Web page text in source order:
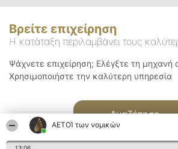
ΑΕΤΟΊ των νομικών
Βρείτε επιχείρηση
Η κατάταξη περιλαμβάνει τους
Ψάχνετε επιχείρηση; Ελέγξτε τη μηχανή
Χρησιμοποιήστε την καλύτερη υπηρεσία
Αναζήτηση